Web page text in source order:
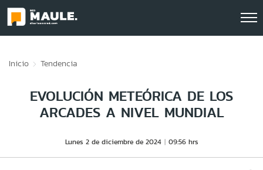
Inicio Tendencia
EVOLUCIÓN METEÓRICA DE LOS
ARCADES A NIVEL MUNDIAL
Lunes 2 de diciembre de 2024 09:56 hrs